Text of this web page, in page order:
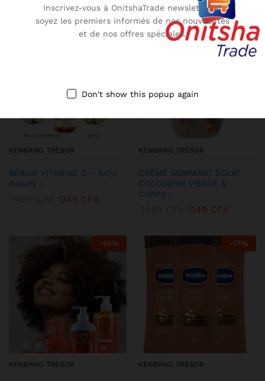
KENBANG TRÉSOR
SÉRUM VITAMINE C – An’yi
Beauty :
1349 CFA
-25%
KENBANG TRÉSOR
CRÈME GOMMANT ÉCLAT
COCODERM VISAGE &
CORPS :
1349 CFA
-10%
KENBANG TRÉSOR
-17%
KENBANG TRÉSOR
Inscrivez-vous à OnitshaTrade newsletter et
soyez les premiers informés de nos nouveautés
et de nos offres spéciales.
Don't show this popup again